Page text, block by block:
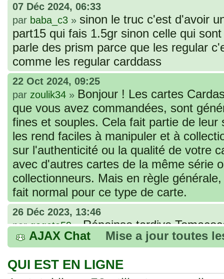
07 Déc 2024, 06:33
par baba_c3 » sinon le truc c'est d'avoir
part15 qui fais 1.5gr sinon celle qui
parle des prism parce que les regular
comme les regular carddass
22 Oct 2024, 09:25
par zoulik34 » Bonjour ! Les cartes
que vous avez commandées, sont
fines et souples. Cela fait partie de
les rend faciles à manipuler et à
sur l'authenticité ou la qualité de votre
avec d'autres cartes de la même série
collectionneurs. Mais en règle
fait normal pour ce type de carte.
26 Déc 2023, 13:46
pargogeta59»Répoinse tardive
acheter une réédition de cette Hondan ?
02 Juin 2023, 14:17
parTomacoco»Bonjour j'ai commandé
AJAX Chat Mise a jour toutes
QUI EST EN LIGNE